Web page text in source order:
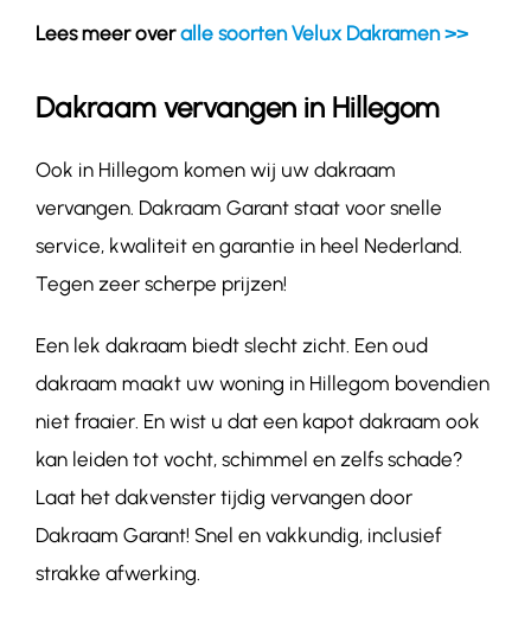
Lees meer overalle soorten Velux Dakramen >>
Dakraam vervangen in Hillegom
Ook in Hillegom komen wij uw dakraam
vervangen. Dakraam Garant staat voor snelle
service, kwaliteit en garantie in heel Nederland.
Tegen zeer scherpe prijzen!
Een lek dakraam biedt slecht zicht. Een oud
dakraam maakt uw woning in Hillegom bovendien
niet fraaier. En wist u dat een kapot dakraam ook
kan leiden tot vocht, schimmel en zelfs schade?
Laat het dakvenster tijdig vervangen door
Dakraam Garant! Snel en vakkundig, inclusief
strakke afwerking.